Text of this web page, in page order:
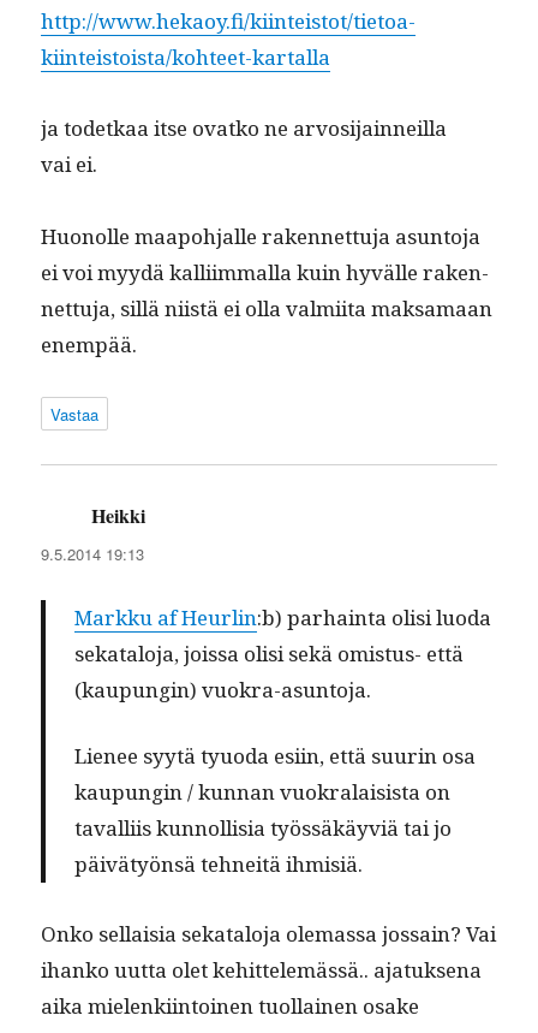
http://www.hekaoy.fi/kiinteistot/tietoa-
kiinteistoista/kohteet-kartalla
ja tode­tkaa itse ovatko ne arvosi­jain­neil­la
vai ei.
Huonolle maapo­h­jalle raken­net­tu­ja asun­to­ja
ei voi myy­dä kalli­im­mal­la kuin hyvälle raken­
net­tu­ja, sil­lä niistä ei olla valmi­ita mak­samaan
enempää.
Vastaa
Heikki
9.5.2014 19:13
Markku af Heurlin:b) parhain­ta olisi luo­da
sekat­alo­ja, jois­sa olisi sekä omis­tus- että
(kaupun­gin) vuokra-asuntoja.
Lie­nee syytä tyuo­da esi­in, että suurin osa
kaupun­gin / kun­nan vuokralai­sista on
taval­li­is kun­nol­lisia työssäkäyviä tai jo
päivä­työn­sä tehneitä ihmisiä.
Onko sel­l­aisia sekat­alo­ja ole­mas­sa jos­sain? Vai
ihanko uut­ta olet kehit­telemässä.. ajatuk­se­na
aika mie­lenki­in­toinen tuol­lainen osake